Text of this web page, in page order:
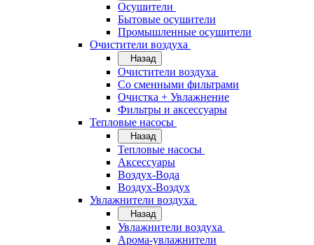
Осушители
Бытовые осушители
Промышленные осушители
Очистители воздуха
Назад
Очистители воздуха
Cо сменными фильтрами
Очистка + Увлажнение
Фильтры и аксессуары
Тепловые насосы
Назад
Тепловые насосы
Аксессуары
Воздух-Вода
Воздух-Воздух
Увлажнители воздуха
Назад
Увлажнители воздуха
Арома-увлажнители